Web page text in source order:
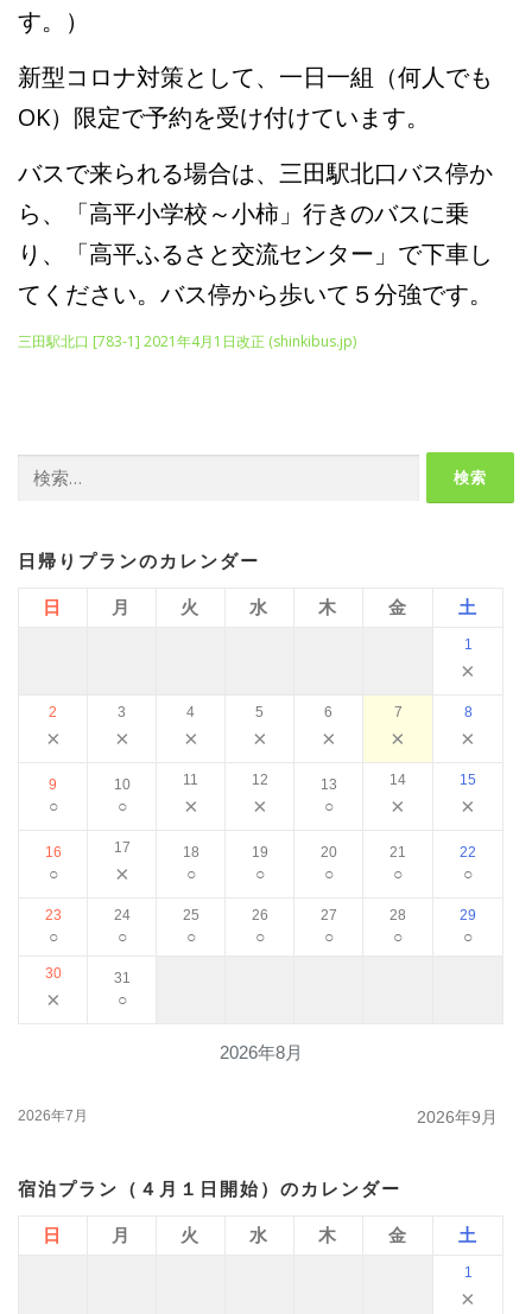
す。）
新型コロナ対策として、一日一組（何人でも
OK）限定で予約を受け付けています。
バスで来られる場合は、三田駅北口バス停か
ら、「高平小学校～小柿」行きのバスに乗
り、「高平ふるさと交流センター」で下車し
てください。バス停から歩いて５分強です。
三田駅北口 [783-1] 2021年4月1日改正 (shinkibus.jp)
索:
日帰りプランのカレンダー
2026年8月
日 月 火 水 木 金 土
1
×
2
×
3
×
4
×
5
×
6
×
7
×
8
×
9
○
10
○
11
×
12
×
13
○
14
×
15
×
16
○
17
×
18
○
19
○
20
○
21
○
22
○
23
○
24
○
25
○
26
○
27
○
28
○
29
○
30
×
31
○
2026年7月 2026年9月
宿泊プラン（４月１日開始）のカレンダー
日 月 火 水 木 金 土
1
×